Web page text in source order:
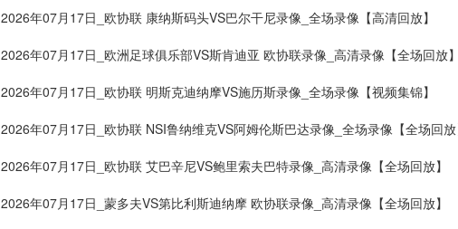
2026年07月17日_欧协联 康纳斯码头VS巴尔干尼录像_全场录像【高清回放】
2026年07月17日_欧洲足球俱乐部VS斯肯迪亚 欧协联录像_高清录像【全场回放
2026年07月17日_欧协联 明斯克迪纳摩VS施历斯录像_全场录像【视频集锦】
2026年07月17日_欧协联 NSI鲁纳维克VS阿姆伦斯巴达录像_全场录像【全场回
2026年07月17日_欧协联 艾巴辛尼VS鲍里索夫巴特录像_高清录像【全场回放】
2026年07月17日_蒙多夫VS第比利斯迪纳摩 欧协联录像_高清录像【全场回放】